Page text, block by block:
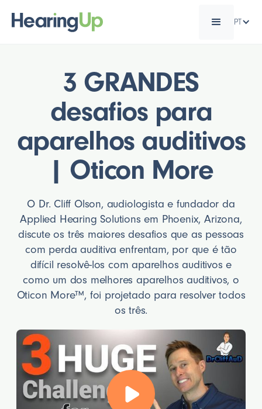
PT
3 GRANDES
desafios para
aparelhos auditivos
| Oticon More
O Dr. Cliff Olson, audiologista e fundador da
Applied Hearing Solutions em Phoenix, Arizona,
discute os três maiores desafios que as pessoas
com perda auditiva enfrentam, por que é tão
difícil resolvê-los com aparelhos auditivos e
como um dos melhores aparelhos auditivos, o
Oticon More™, foi projetado para resolver todos
os três.